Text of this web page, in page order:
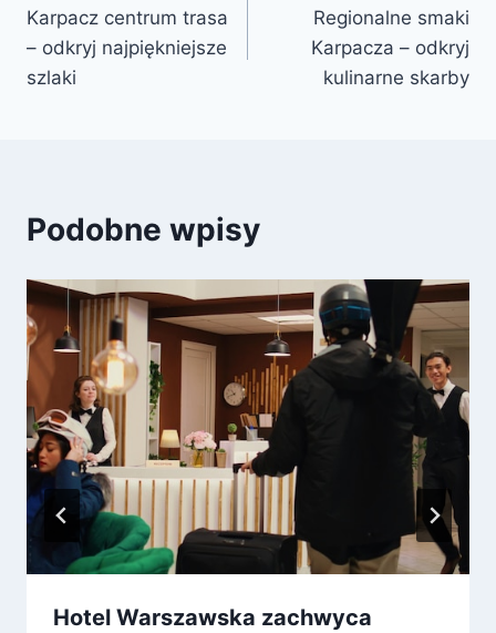
wpisu
Karpacz centrum trasa
– odkryj najpiękniejsze
szlaki
Regionalne smaki
Karpacza – odkryj
kulinarne skarby
Podobne wpisy
Hotel Warszawska zachwyca